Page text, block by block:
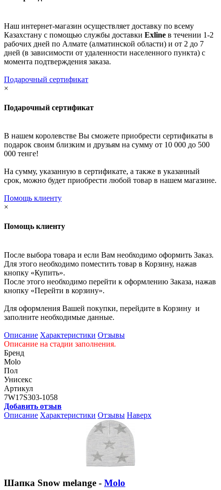
Наш интернет-магазин осуществляет доставку по всему
Казахстану с помощью службы доставки Exline в течении 1-2
рабочих дней по Алмате (алматинской области) и от 2 до 7
дней (в зависимости от удаленности населенного пункта) с
момента подтверждения заказа.
Подарочный сертификат
×
Подарочный сертификат
В нашем королевстве Вы сможете приобрести сертификаты в
подарок своим близким и друзьям на сумму от 10 000 до 500
000 тенге!
На сумму, указанную в сертификате, а также в указанный
срок, можно будет приобрести любой товар в нашем магазине.
Помощь клиенту
×
Помощь клиенту
После выбора товара и если Вам необходимо оформить Заказ.
Для этого необходимо поместить товар в Корзину, нажав
кнопку «Купить».
После этого необходимо перейти к оформлению Заказа, нажав
кнопку «Перейти в корзину».
Для оформления Вашей покупки, перейдите в Корзину и
заполните необходимые данные.
Описание Характеристики Отзывы
Описание на стадии заполнения.
Бренд
Molo
Пол
Унисекс
Артикул
7W17S303-1058
Добавить отзыв
Описание Характеристики Отзывы Наверх
Шапка Snow melange - Molo